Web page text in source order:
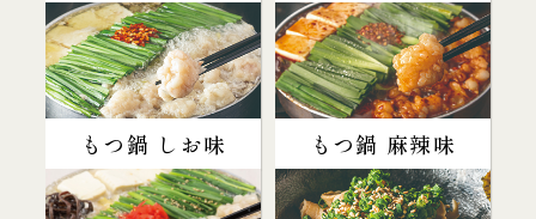
もつ鍋 しお味 もつ鍋 麻辣味